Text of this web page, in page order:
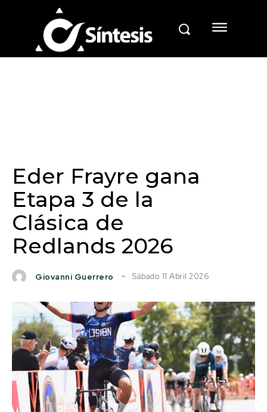
Eder Frayre gana
Etapa 3 de la
Clásica de
Redlands 2026
Giovanni Guerrero Sábado 11 Abril 2026